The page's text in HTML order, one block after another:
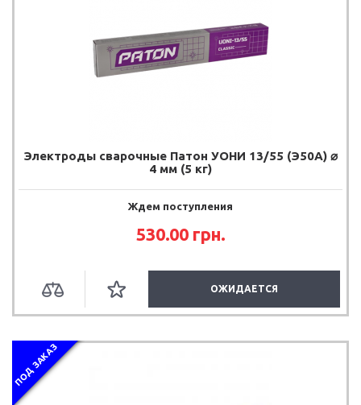
Электроды сварочные Патон УОНИ 13/55 (Э50А) ⌀
4 мм (5 кг)
Ждем поступления
530.00 грн.
ОЖИДАЕТСЯ
ПОД ЗАКАЗ